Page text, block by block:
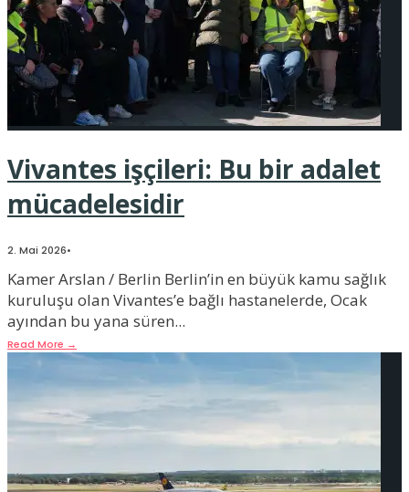
Vivantes işçileri: Bu bir adalet
mücadelesidir
2. Mai 2026•
Kamer Arslan / Berlin Berlin’in en büyük kamu sağlık
kuruluşu olan Vivantes’e bağlı hastanelerde, Ocak
ayından bu yana süren...
Read More →